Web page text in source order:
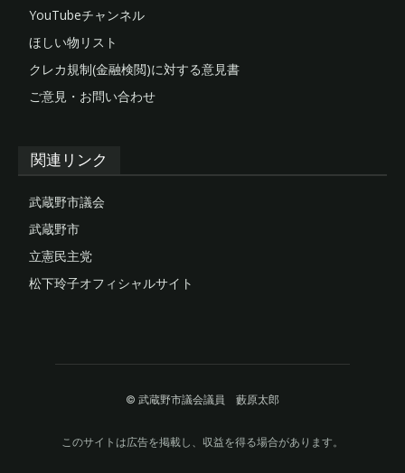
YouTubeチャンネル
ほしい物リスト
クレカ規制(金融検閲)に対する意見書
ご意見・お問い合わせ
関連リンク
武蔵野市議会
武蔵野市
立憲民主党
松下玲子オフィシャルサイト
© 武蔵野市議会議員 藪原太郎
このサイトは広告を掲載し、収益を得る場合があります。